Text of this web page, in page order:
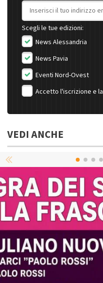
Indirizzo email
Scegli le tue edizioni:
News Alessandria
News Pavia
Eventi Nord-Ovest
Accetto l'iscrizione e la
VEDI ANCHE